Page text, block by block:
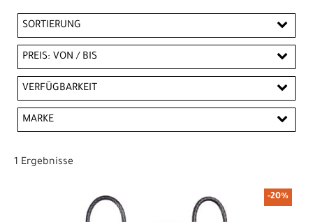
SORTIERUNG
PREIS: VON / BIS
CHF
VERFÜGBARKEIT
MARKE
1 Ergebnisse
-20%